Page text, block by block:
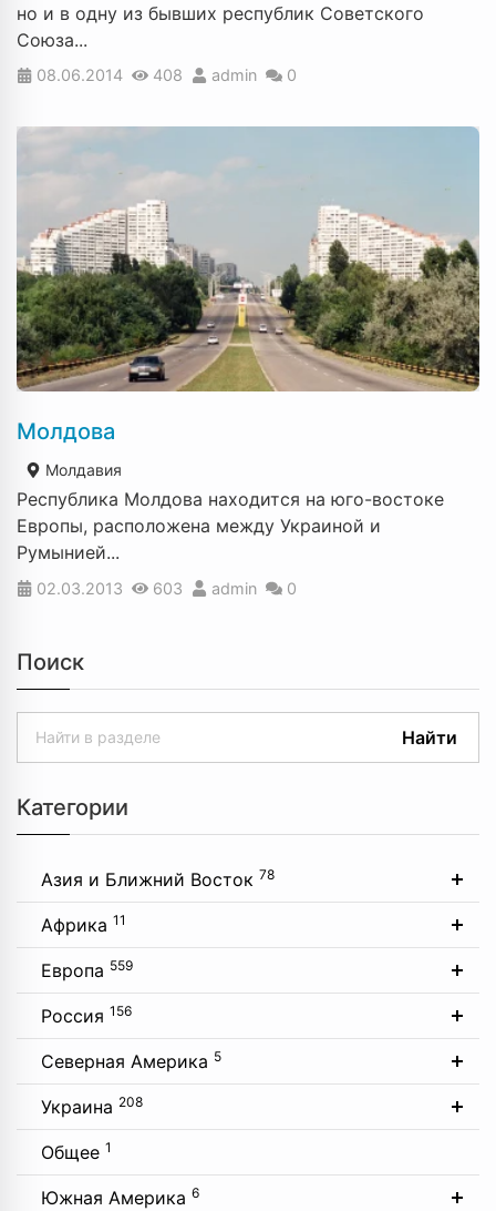
но и в одну из бывших республик Советского
Союза...
08.06.2014 408 admin 0
Молдова
Молдавия
Республика Молдова находится на юго-востоке
Европы, расположена между Украиной и
Румынией...
02.03.2013 603 admin 0
Поиск
Найти
Категории
Азия и Ближний Восток 78
Африка 11
Европа 559
Россия 156
Северная Америка 5
Украина 208
Общее 1
Южная Америка 6